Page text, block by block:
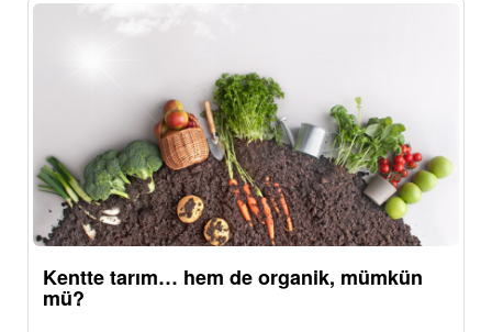
Kentte tarım… hem de organik, mümkün
mü?